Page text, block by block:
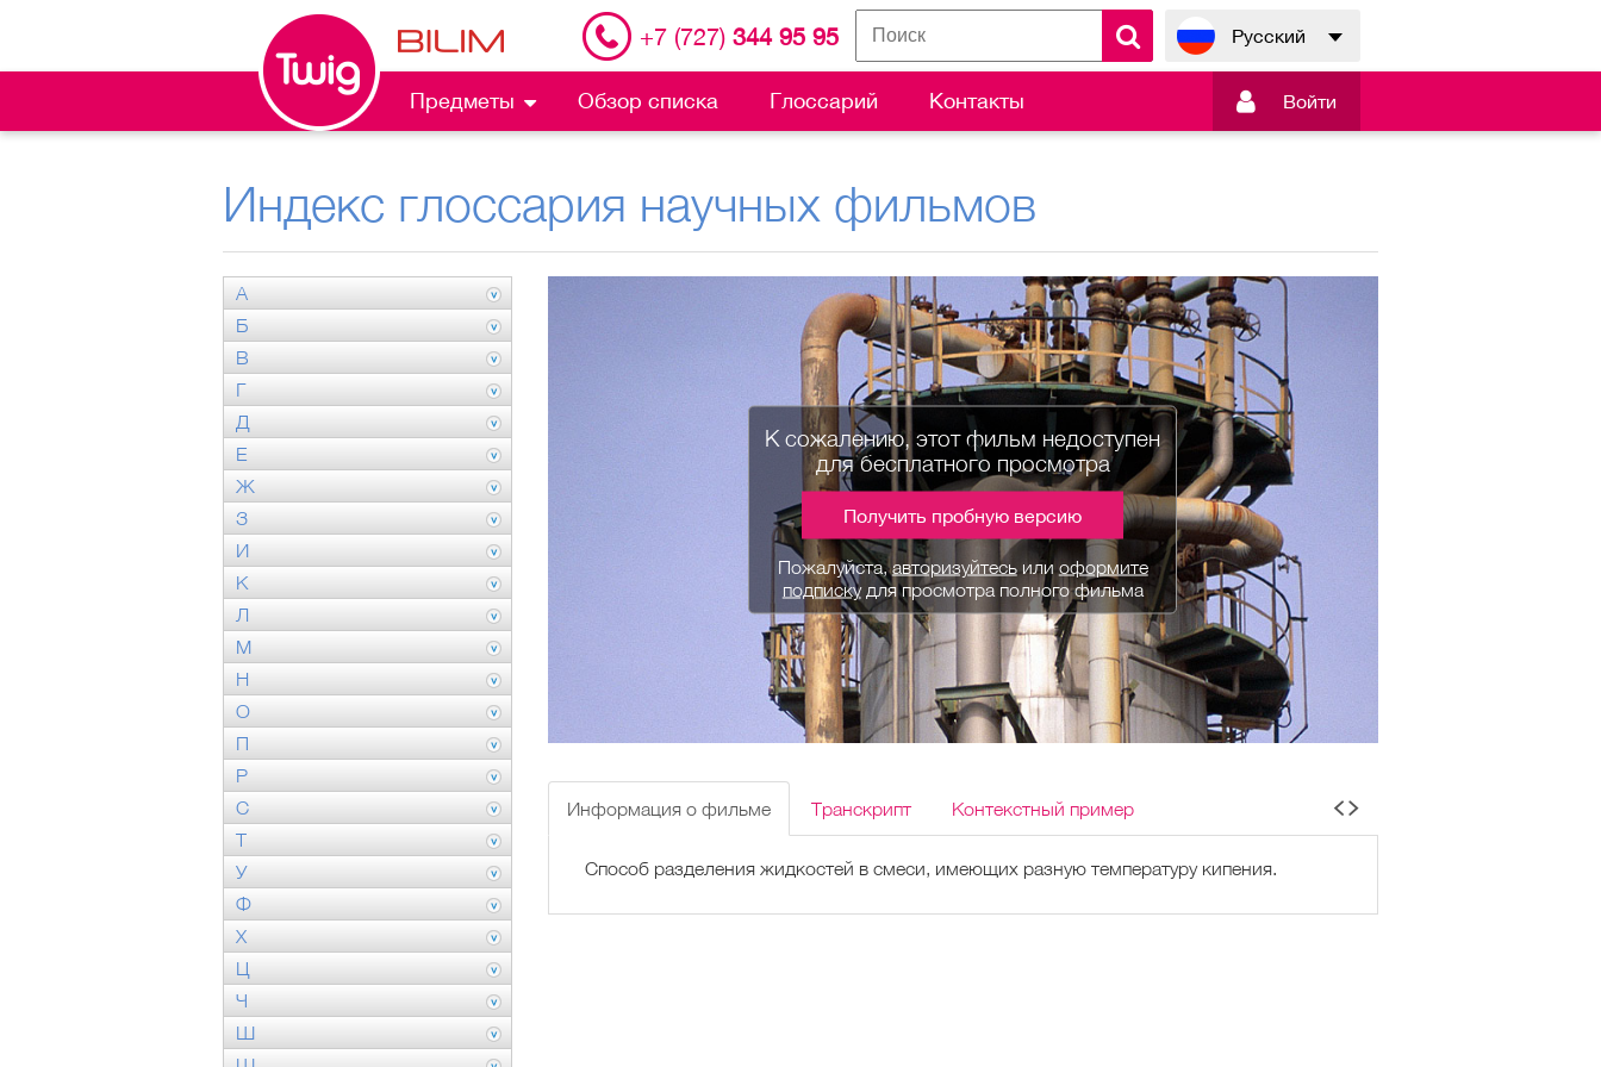
+7 (727) 344 95 95 Русский
Предметы Обзор списка Глоссарий Контакты  Войти
Индекс глоссария научных фильмов
А
Б
В
Г
Д
Е
Ж
З
И
К
Л
М
Н
О
П
Р
С
Т
У
Ф
Х
Ц
Ч
Ш
К сожалению, этот фильм недоступен
для бесплатного просмотра
Получить пробную версию
Пожалуйста,авторизуйтесьили оформите
подпискудля просмотра полного фильма
Информация о фильме Транскрипт Контекстный пример
Способ разделения жидкостей в смеси, имеющих разную температуру кипения.